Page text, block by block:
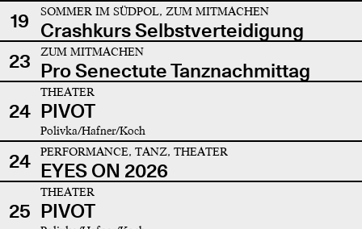
19 SOMMER IM SÜDPOL, ZUM MITMACHEN
Crashkurs Selbstverteidigung
23
ZUM MITMACHEN
Pro Senectute Tanznachmittag
24
THEATER
PIVOT
Polivka/Hafner/Koch
24 PERFORMANCE, TANZ, THEATER
EYES ON 2026
25
THEATER
PIVOT